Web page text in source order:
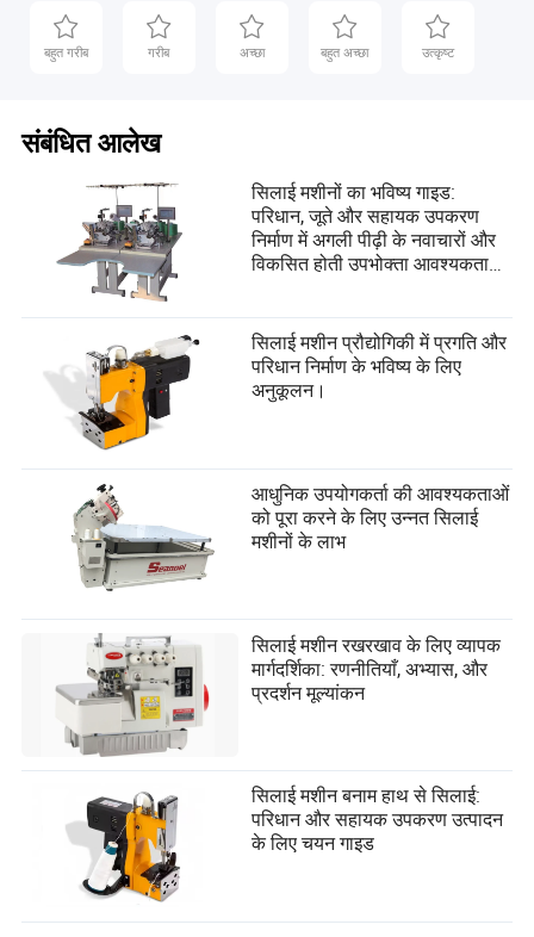
बहुत गरीब गरीब अच्छा बहुत अच्छा उत्कृष्ट
संबंधित आलेख
सिलाई मशीनों का भविष्य गाइड:
परिधान, जूते और सहायक उपकरण
निर्माण में अगली पीढ़ी के नवाचारों और
विकसित होती उपभोक्ता आवश्यकताओं
सिलाई मशीन प्रौद्योगिकी में प्रगति और
परिधान निर्माण के भविष्य के लिए
अनुकूलन।
आधुनिक उपयोगकर्ता की आवश्यकताओं
को पूरा करने के लिए उन्नत सिलाई
मशीनों के लाभ
सिलाई मशीन रखरखाव के लिए व्यापक
मार्गदर्शिका: रणनीतियाँ, अभ्यास, और
प्रदर्शन मूल्यांकन
सिलाई मशीन बनाम हाथ से सिलाई:
परिधान और सहायक उपकरण उत्पादन
के लिए चयन गाइड